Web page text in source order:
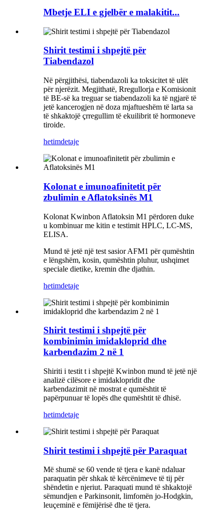
Mbetje ELI e gjelbër e malakitit...
Shirit testimi i shpejtë për
Tiabendazol
Në përgjithësi, tiabendazoli ka toksicitet të ulët
për njerëzit. Megjithatë, Rregullorja e Komisionit
të BE-së ka treguar se tiabendazoli ka të ngjarë të
jetë kancerogjen në doza mjaftueshëm të larta sa
të shkaktojë çrregullim të ekuilibrit të hormoneve
tiroide.
hetimdetaje
Kolonat e imunoafinitetit për
zbulimin e Aflatoksinës M1
Kolonat Kwinbon Aflatoksin M1 përdoren duke
u kombinuar me kitin e testimit HPLC, LC-MS,
ELISA.
Mund të jetë një test sasior AFM1 për qumështin
e lëngshëm, kosin, qumështin pluhur, ushqimet
speciale dietike, kremin dhe djathin.
hetimdetaje
Shirit testimi i shpejtë për
kombinimin imidakloprid dhe
karbendazim 2 në 1
Shiriti i testit t i shpejtë Kwinbon mund të jetë një
analizë cilësore e imidaklopridit dhe
karbendazimit në mostrat e qumështit të
papërpunuar të lopës dhe qumështit të dhisë.
hetimdetaje
Shirit testimi i shpejtë për Paraquat
Më shumë se 60 vende të tjera e kanë ndaluar
paraquatin për shkak të kërcënimeve të tij për
shëndetin e njeriut. Paraquati mund të shkaktojë
sëmundjen e Parkinsonit, limfomën jo-Hodgkin,
leuçeminë e fëmijërisë dhe të tjera.